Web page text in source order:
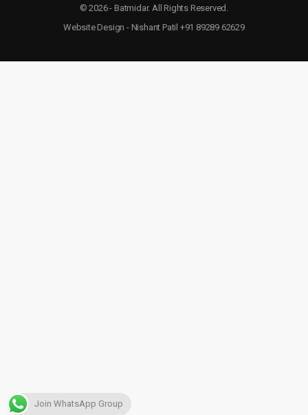
© 2026 - Batmidar. All Rights Reserved.
Website Design - Nishant Patil +91 89289 62629
Join WhatsApp Group